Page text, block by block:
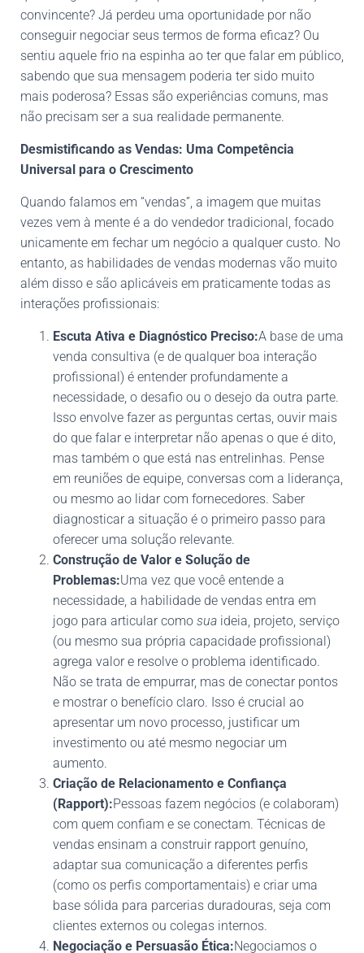
convincente? Já perdeu uma oportunidade por não
conseguir negociar seus termos de forma eficaz? Ou
sentiu aquele frio na espinha ao ter que falar em público,
sabendo que sua mensagem poderia ter sido muito
mais poderosa? Essas são experiências comuns, mas
não precisam ser a sua realidade permanente.
Desmistificando as Vendas: Uma Competência
Universal para o Crescimento
Quando falamos em “vendas”, a imagem que muitas
vezes vem à mente é a do vendedor tradicional, focado
unicamente em fechar um negócio a qualquer custo. No
entanto, as habilidades de vendas modernas vão muito
além disso e são aplicáveis em praticamente todas as
interações profissionais:
Escuta Ativa e Diagnóstico Preciso:A base de uma
venda consultiva (e de qualquer boa interação
profissional) é entender profundamente a
necessidade, o desafio ou o desejo da outra parte.
Isso envolve fazer as perguntas certas, ouvir mais
do que falar e interpretar não apenas o que é dito,
mas também o que está nas entrelinhas. Pense
em reuniões de equipe, conversas com a liderança,
ou mesmo ao lidar com fornecedores. Saber
diagnosticar a situação é o primeiro passo para
oferecer uma solução relevante.
Construção de Valor e Solução de
Problemas:Uma vez que você entende a
necessidade, a habilidade de vendas entra em
jogo para articular como sua ideia, projeto, serviço
(ou mesmo sua própria capacidade profissional)
agrega valor e resolve o problema identificado.
Não se trata de empurrar, mas de conectar pontos
e mostrar o benefício claro. Isso é crucial ao
apresentar um novo processo, justificar um
investimento ou até mesmo negociar um
aumento.
Criação de Relacionamento e Confiança
(Rapport):Pessoas fazem negócios (e colaboram)
com quem confiam e se conectam. Técnicas de
vendas ensinam a construir rapport genuíno,
adaptar sua comunicação a diferentes perfis
(como os perfis comportamentais) e criar uma
base sólida para parcerias duradouras, seja com
clientes externos ou colegas internos.
Negociação e Persuasão Ética:Negociamos o